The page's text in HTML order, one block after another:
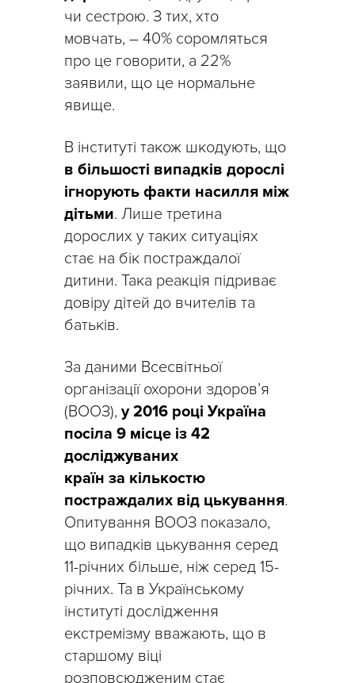
чи сестрою. З тих, хто
мовчать, – 40% соромляться
про це говорити, а 22%
заявили, що це нормальне
явище.
В інституті також шкодують, що
в більшості випадків дорослі
ігнорують факти насилля між
дітьми. Лише третина
дорослих у таких ситуаціях
стає на бік постраждалої
дитини. Така реакція підриває
довіру дітей до вчителів та
батьків.
За даними Всесвітньої
організації охорони здоров’я
(ВООЗ), у 2016 році Україна
посіла 9 місце із 42
досліджуваних
країн за кількостю
постраждалих від цькування.
Опитування ВООЗ показало,
що випадків цькування серед
11-річних більше, ніж серед 15-
річних. Та в Українському
інституті дослідження
екстремізму вважають, що в
старшому віці
розповсюдженим стає